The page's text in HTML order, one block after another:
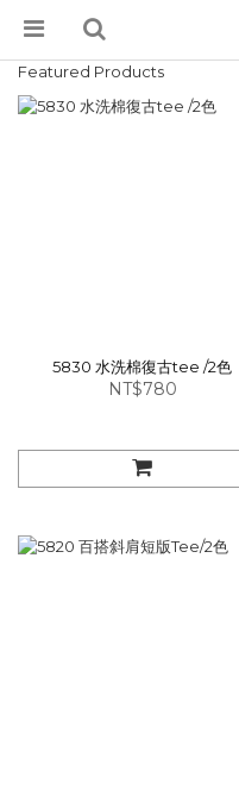
Featured Products
5830 水洗棉復古tee /2色
NT$780